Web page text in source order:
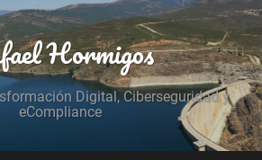
Hormigos
Digital, Ciberseguridad y
eCompliance